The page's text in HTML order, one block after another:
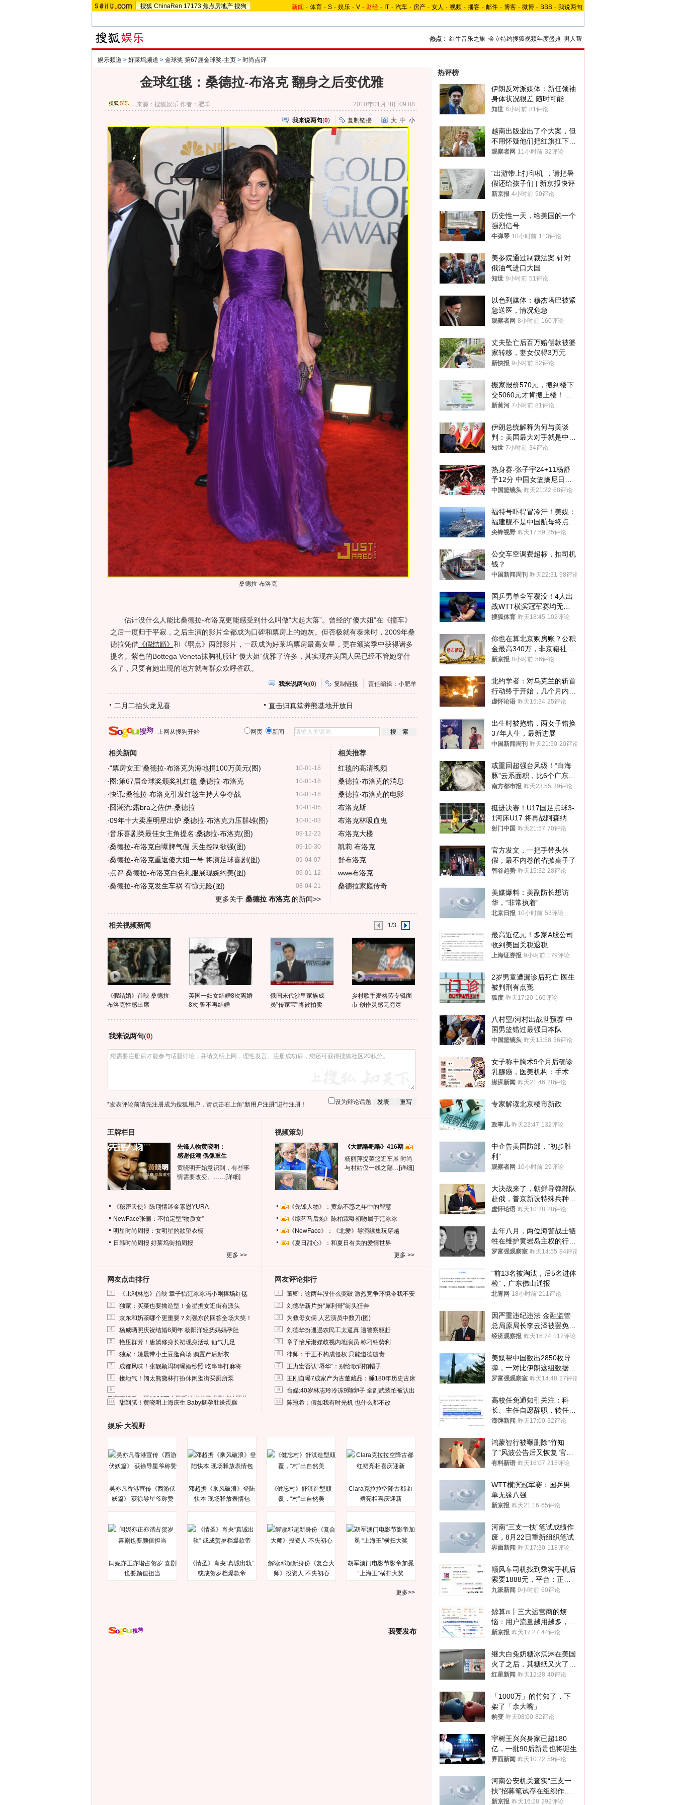
搜狐 ChinaRen 17173 焦点房地产 搜狗 新闻 - 体育 - S - 娱乐 - V - 财经 - IT - 汽车 - 房产 - 女人 - 视频 - 播客 - 邮件 - 博客 - 微博 - BBS - 我说两句
热点： 红牛音乐之旅 金立特约搜狐视频年度盛典 男人帮
娱乐频道 > 好莱坞频道 > 金球奖 第67届金球奖-主页 > 时尚点评
金球红毯：桑德拉-布洛克 翻身之后变优雅
来源：搜狐娱乐 作者：肥羊 2010年01月18日09:08
我来说两句(0) 复制链接 大 中 小
桑德拉-布洛克
估计没什么人能比桑德拉-布洛克更能感受到什么叫做“大起大落”。曾经的“傻大姐”在《撞车》
之后一度归于平寂，之后主演的影片全都成为口碑和票房上的炮灰。但否极就有泰来时，2009年桑
德拉凭借《假结婚》 和《弱点》两部影片，一跃成为好莱坞票房最高女星，更在颁奖季中获得诸多
提名。紫色的Bottega Veneta抹胸礼服让“傻大姐”优雅了许多，其实现在美国人民已经不管她穿什
么了，只要有她出现的地方就有群众欢呼雀跃。
我来说两句(0) 复制链接 责任编辑：小肥羊
二月二抬头龙见喜 直击归真堂养熊基地开放日
上网从搜狗开始 网页 新闻
相关新闻
10-01-18
·"票房女王"桑德拉-布洛克为海地捐100万美元(图)
10-01-18
· 图:第67届金球奖颁奖礼红毯 桑德拉-布洛克
10-01-18
·快讯:桑德拉-布洛克引发红毯主持人争夺战
10-01-05
·囧潮流:露bra之佐伊-桑德拉
10-01-03
·09年十大卖座明星出炉 桑德拉-布洛克力压群雄(图)
09-12-23
·音乐喜剧类最佳女主角提名:桑德拉-布洛克(图)
09-10-30
·桑德拉-布洛克自曝脾气倔 天生控制欲强(图)
09-04-07
·桑德拉-布洛克重返傻大姐一号 将演足球喜剧(图)
09-01-12
· 点评:桑德拉-布洛克白色礼服展现婉约美(图)
08-04-21
·桑德拉-布洛克发生车祸 有惊无险(图)
更多关于 桑德拉 布洛克的新闻>>
相关推荐
红毯的高清视频
桑德拉·布洛克的消息
桑德拉·布洛克的电影
布洛克斯
布洛克林吸血鬼
布洛克大楼
凯莉 布洛克
舒布洛克
wwe布洛克
桑德拉家庭传奇
相关视频新闻 1/3
《假结婚》首映 桑德拉·
布洛克性感出席
英国一妇女结婚8次离婚
8次 誓不再结婚
俄国末代沙皇家族成
员"传家宝"将被拍卖
乡村歌手麦格劳专辑面
市 创作灵感无穷尽
我来说两句(0)
*发表评论前请先注册成为搜狐用户，请点击右上角“新用户注册”进行注册！ 设为辩论话题
王牌栏目
先锋人物黄晓明：
感谢低潮 偶像重生
黄晓明开始意识到，有些事
情需要改变。…… [详细]
《秘密天使》陈翔情迷金素恩YURA
NewFace张俪：不怕定型“物质女”
明星时尚周报：女明星的欲望衣橱
日韩时尚周报 好莱坞街拍周报
更多 >>
视频策划
《大鹏嘚吧嘚》416期
杨丽萍提菜篮逛车展 时尚
与村姑仅一线之隔… [详细]
《先锋人物》：黄磊不惑之年中的智慧
《综艺马后炮》陈柏霖曝初吻属于范冰冰
《NewFace》：《北爱》导演续集玩穿越
《夏日甜心》：和夏日有关的爱情世界
更多 >>
网友点击排行
1 《比利林恩》首映 章子怡范冰冰冯小刚捧场红毯
2 独家：买菜也要拗造型！金星携女逛街有派头
3 京东和奶茶哪个更重要？刘强东的回答全场大笑！
4 杨威晒照庆祝结婚8周年 杨阳洋轻抚妈妈孕肚
5 艳压群芳！唐嫣修身长裙现身活动 仙气儿足
6 独家：姚晨带小土豆逛商场 购置产后新衣
7 成都风味！张靓颖冯轲曝婚纱照 吃串串打麻将
8 接地气！阔太熊黛林打扮休闲逛街买厕所泵
9
马蓉离婚后，砸1000万人民币给媒体要求删掉这照片
10 甜到腻！黄晓明上海庆生 Baby挺孕肚送蛋糕
网友评论排行
1 董卿：这两年没什么突破 激烈竞争环境令我不安
2 刘德华新片扮“犀利哥”街头狂奔
3 为救母女俩 人艺演员中数刀(图)
4 刘德华扮邋遢农民工太逼真 遭警察驱赶
5 章子怡斥港媒歧视内地演员 称刁钻势利
6 律师：于正不构成侵权 只能道德谴责
7 王力宏否认“辱华”：别给歌词扣帽子
8 王刚自曝7成家产为古董藏品：睡180年历史古床
9 台媒:40岁林志玲冷冻9颗卵子 全副武装怕被认出
10 陈冠希：假如我有时光机 也什么都不改
娱乐·大视野
吴亦凡香港宣传《西游伏
妖篇》 获徐导星爷称赞
邓超携《乘风破浪》登陆
快本 现场释放表情包
《健忘村》舒淇造型颠
覆，“村”出自然美
Clara克拉拉空降古都 红
裙亮相喜庆迎新
闫妮亦正亦谐占贺岁 喜剧
也要颜值担当
《情圣》肖央“真诚出轨”
或成贺岁档爆款帝
解读邓超新身份《复合大
师》投资人 不失初心
胡军澳门电影节影帝加冕
“上海王”横扫大奖
更多>>
我要发布
热评榜
伊朗反对派媒体：新任领袖
身体状况很差 随时可能离
世
知世 6小时前 81评论
越南出版业出了个大案，但
不用怀疑他们把红旗扛下去
的决心
观察者网 11小时前 32评论
“出游带上打印机”，请把暑
假还给孩子们 | 新京报快评
新京报 4小时前 50评论
历史性一天，给美国的一个
强烈信号
牛弹琴 10小时前 113评论
美参院通过制裁法案 针对
俄油气进口大国
知世 9小时前 51评论
以色列媒体：穆杰塔巴被紧
急送医，情况危急
观察者网 8小时前 160评论
丈夫坠亡后百万赔偿款被婆
家转移，妻女仅得3万元
新快报 9小时前 52评论
搬家报价570元，搬到楼下
交5060元才肯搬上楼！女
子傻眼了……
新黄河 7小时前 81评论
伊朗总统解释为何与美谈
判：美国最大对手就是中
国，但他们也在对话
知世 7小时前 34评论
热身赛-张子宇24+11杨舒
予12分 中国女篮擒尼日利
亚
中国篮镜头 昨天21:22 68评论
福特号吓得冒冷汗！美媒：
福建舰不是中国航母终点，
而是新起点！
尖锋视野 昨天17:59 25评论
公交车空调费超标，扣司机
钱？
中国新闻周刊 昨天22:31 98评论
国乒男单全军覆没！4人出
战WTT横滨冠军赛均无缘
八强
搜狐体育 昨天18:45 102评论
你也在算北京购房账？公积
金最高340万，非京籍社保
1年
新京报 8小时前 56评论
北约学者：对乌克兰的斩首
行动终于开始，几个月内乌
将投降
虚怀论语 昨天15:34 25评论
出生时被抱错，两女子错换
37年人生，最新进展
中国新闻周刊 昨天21:50 20评论
或重回超强台风级！“白海
豚”云系面积，比6个广东还
大！深圳官方：注意这件事
南方都市报 昨天23:55 39评论
挺进决赛！U17国足点球3-
1河床U17 将再战阿森纳
射门中国 昨天21:57 70评论
官方发文，一把手带头休
假，最不内卷的省掀桌子了
智谷趋势 昨天15:32 28评论
美媒爆料：美副防长想访
华，“非常执着”
北京日报 10小时前 53评论
最高近亿元！多家A股公司
收到美国关税退税
上海证券报 9小时前 179评论
2岁男童遭漏诊后死亡 医生
被判刑有点冤
狐度 昨天17:20 166评论
八村塁/河村出战世预赛 中
国男篮错过最强日本队
中国篮镜头 昨天13:58 36评论
女子称丰胸术9个月后确诊
乳腺癌，医美机构：手术不
可能引发癌症，建议走司法
澎湃新闻 昨天21:46 28评论
专家解读北京楼市新政
政事儿 昨天23:47 132评论
中企告美国防部，“初步胜
利”
观察者网 10小时前 29评论
大决战来了，朝鲜导弹部队
赴俄，普京新设特殊兵种，
76岁老将扛旗
虚怀论语 昨天10:28 28评论
去年八月，两位海警战士牺
牲在维护黄岩岛主权的行动
中
罗富强观察室 昨天14:55 84评论
“前13名被淘汰，后5名进体
检”，广东佛山通报
北青网 18小时前 211评论
因严重违纪违法 金融监管
总局原局长李云泽被罢免全
国人大代表
经济观察报 昨天16:24 112评论
美媒帮中国数出2850枚导
弹，一对比伊朗这组数据，
发现出大事了
罗富强观察室 昨天14:48 27评论
高校任免通知引关注：科
长、主任自愿辞职，转任思
政辅导员
澎湃新闻 昨天17:00 32评论
鸿蒙智行被曝删除“竹知
了”风波公告后又恢复 官媒
曾力挺：劝华为要大度的，
有料新语 昨天16:07 215评论
WTT横滨冠军赛：国乒男
单无缘八强
新京报 昨天21:16 65评论
河南“三支一扶”笔试成绩作
废，8月22日重新组织笔试
界面新闻 昨天17:30 118评论
顺风车司机找到乘客手机后
索要1888元，平台：正和
司机沟通协商
九派新闻 9小时前 60评论
鲸算π丨三大运营商的烦
恼：用户流量越用越多，收
入却越来越少
新京报 昨天17:27 44评论
继大白兔奶糖冰淇淋在美国
火了之后，其糖纸又火了！
海外博主盛赞：平面设计经
红星新闻 昨天12:28 40评论
「1000万」的竹知了，下
架了「余大嘴」
豹变 昨天08:00 82评论
宇树王兴兴身家已超180
亿，一批90后新贵也将诞生
界面新闻 昨天10:22 59评论
河南公安机关查实“三支一
扶”招募笔试存在组织作弊
犯罪行为
新京报 昨天16:28 292评论